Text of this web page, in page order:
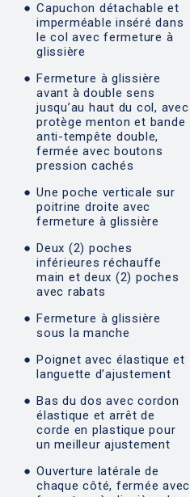
Capuchon détachable et
imperméable inséré dans
le col avec fermeture à
glissière
Fermeture à glissière
avant à double sens
jusqu’au haut du col, avec
protège menton et bande
anti-tempête double,
fermée avec boutons
pression cachés
Une poche verticale sur
poitrine droite avec
fermeture à glissière
Deux (2) poches
inférieures réchauffe
main et deux (2) poches
avec rabats
Fermeture à glissière
sous la manche
Poignet avec élastique et
languette d’ajustement
Bas du dos avec cordon
élastique et arrêt de
corde en plastique pour
un meilleur ajustement
Ouverture latérale de
chaque côté, fermée avec